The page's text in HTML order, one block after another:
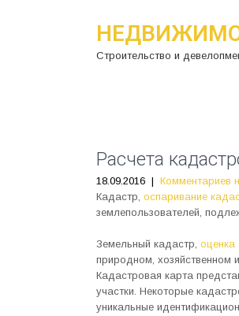
Строительство и
Расчета
18.09.2016 | Комментариев
Кадастр, оспаривание
землепользователей,
Земельный кадастр, оценка
природном, хозяйственном
Кадастровая карта
участки. Некоторые
уникальные